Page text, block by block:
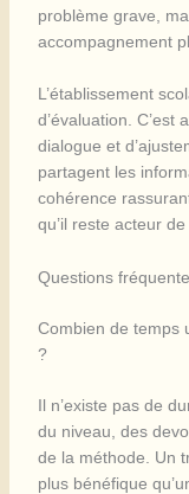
problème grave,
accompagnement
L’établissement
d’évaluation. C’est
dialogue et
partagent les
cohérence
qu’il reste acteur
Questions
Combien de temps
?
Il n’existe pas de
du niveau, des
de la méthode. Un
plus bénéfique